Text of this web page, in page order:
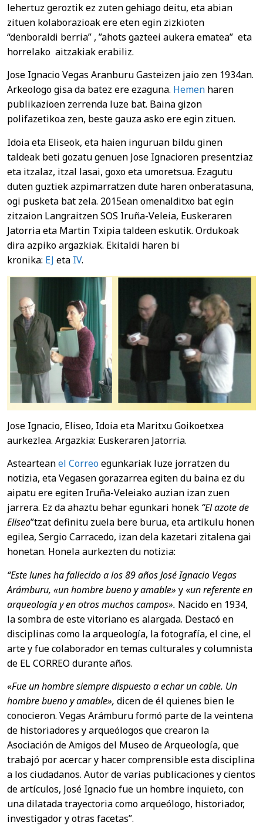
lehertuz geroztik ez zuten gehiago deitu, eta abian
zituen kolaborazioak ere eten egin zizkioten
“denboraldi berria” , ”ahots gazteei aukera ematea” eta
horrelako aitzakiak erabiliz.
Jose Ignacio Vegas Aranburu Gasteizen jaio zen 1934an.
Arkeologo gisa da batez ere ezaguna. Hemen haren
publikazioen zerrenda luze bat. Baina gizon
polifazetikoa zen, beste gauza asko ere egin zituen.
Idoia eta Eliseok, eta haien inguruan bildu ginen
taldeak beti gozatu genuen Jose Ignacioren presentziaz
eta itzalaz, itzal lasai, goxo eta umoretsua. Ezagutu
duten guztiek azpimarratzen dute haren onberatasuna,
ogi pusketa bat zela. 2015ean omenalditxo bat egin
zitzaion Langraitzen SOS Iruña-Veleia, Euskeraren
Jatorria eta Martin Txipia taldeen eskutik. Ordukoak
dira azpiko argazkiak. Ekitaldi haren bi
kronika: EJ eta IV.
Jose Ignacio, Eliseo, Idoia eta Maritxu Goikoetxea
aurkezlea. Argazkia: Euskeraren Jatorria.
Astearteanel Correoegunkariak luze jorratzen du
notizia, eta Vegasen gorazarrea egiten du baina ez du
aipatu ere egiten Iruña-Veleiako auzian izan zuen
jarrera. Ez da ahaztu behar egunkari honek “El azote de
Eliseo”tzat definitu zuela bere burua, eta artikulu honen
egilea, Sergio Carracedo, izan dela kazetari zitalena gai
honetan. Honela aurkezten du notizia:
“Este lunes ha fallecido a los 89 años José Ignacio Vegas
Arámburu, «un hombre bueno y amable» y «un referente en
arqueología y en otros muchos campos». Nacido en 1934,
la sombra de este vitoriano es alargada. Destacó en
disciplinas como la arqueología, la fotografía, el cine, el
arte y fue colaborador en temas culturales y columnista
de EL CORREO durante años.
«Fue un hombre siempre dispuesto a echar un cable. Un
hombre bueno y amable», dicen de él quienes bien le
conocieron. Vegas Arámburu formó parte de la veintena
de historiadores y arqueólogos que crearon la
Asociación de Amigos del Museo de Arqueología, que
trabajó por acercar y hacer comprensible esta disciplina
a los ciudadanos. Autor de varias publicaciones y cientos
de artículos, José Ignacio fue un hombre inquieto, con
una dilatada trayectoria como arqueólogo, historiador,
investigador y otras facetas”.